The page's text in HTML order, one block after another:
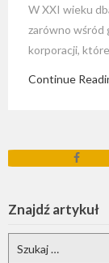
W XXI wieku
zarówno wśród
korporacji,
Continue
Znajdź artykuł